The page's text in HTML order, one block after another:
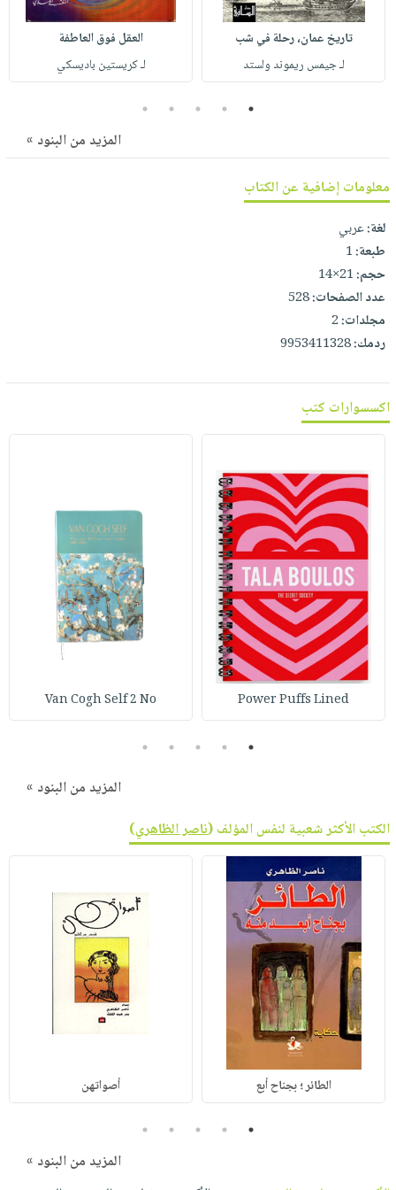
صابون
أطفال
مناسبات
فيديوهات
أسئلة
يتكرر
وفرات
انشر
تواصل
معنا
عربة
التسوق
تاريخ عمان، رحلة في شب
لـ جيمس ريموند ولستد
العقل فوق العاطفة
لـ كريستين باديسكي
1
2
3
4
5
المزيد من البنود »
معلومات إضافية عن الكتاب
لغة:عربي
طبعة:1
حجم:21×14
عدد الصفحات:528
مجلدات:2
ردمك:9953411328
اكسسوارات كتب
Power Puffs Lined
Van Cogh Self 2 No
1
2
3
4
5
المزيد من البنود »
الكتب الأكثر شعبية لنفس المؤلف (ناصر الظاهري)
الطائر ؛ بجناح أبع أصواتهن
1
2
3
4
5
المزيد من البنود »